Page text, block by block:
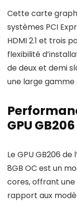
Cette carte
systèmes PCI
HDMI 2.1 et trois
flexibilité
de deux et demi
une large gamme
GPU GB206
Le GPU GB206 de
8GB OC est un
cores, offrant
rapport aux